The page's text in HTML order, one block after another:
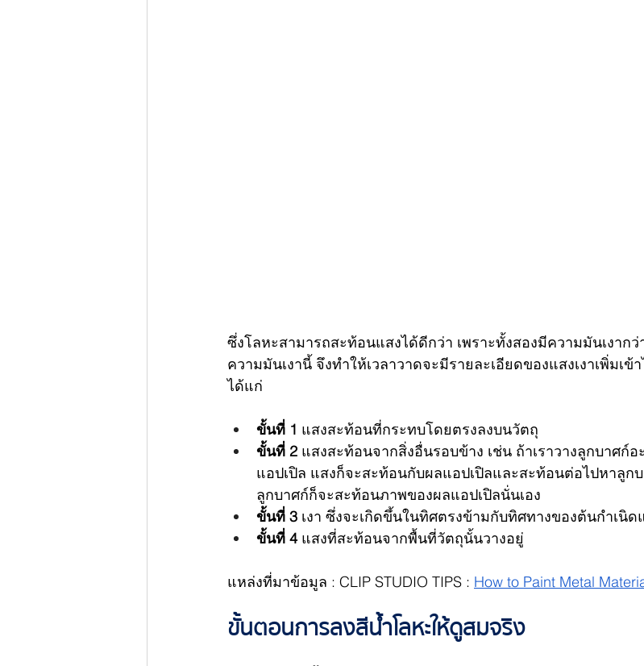
ซึ่งโลหะสามารถสะท้อนแสงได้ดีกว่า เพราะทั้งสองมีความมันเงาก
ความมันเงานี้ จึงทำให้เวลาวาดจะมีรายละเอียดของแสงเงาเพิ่มเข้
ได้แก่
ขั้นที่ 1 แสงสะท้อนที่กระทบโดยตรงลงบนวัตถุ
ขั้นที่ 2 แสงสะท้อนจากสิ่งอื่นรอบข้าง เช่น ถ้าเราวางลูกบาศก์
แอปเปิล แสงก็จะสะท้อนกับผลแอปเปิลและสะท้อนต่อไปหาลูก
ลูกบาศก์ก็จะสะท้อนภาพของผลแอปเปิลนั่นเอง
ขั้นที่ 3 เงา ซึ่งจะเกิดขึ้นในทิศตรงข้ามกับทิศทางของต้นกำเนิด
ขั้นที่ 4 แสงที่สะท้อนจากพื้นที่วัตถุนั้นวางอยู่
แหล่งที่มาข้อมูล : CLIP STUDIO TIPS : How to Paint Metal
ขั้นตอนการลงสีน้ำโลหะให้ดูสมจริง